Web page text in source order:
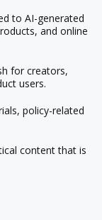
to AI-generated
and online
for creators,
users.
policy-related
content that is